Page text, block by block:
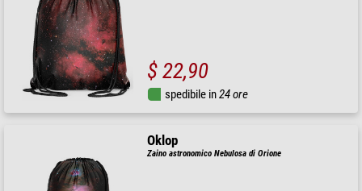
$ 22,90
spedibile in24 ore
Oklop
Zaino astronomico Nebulosa di Orione